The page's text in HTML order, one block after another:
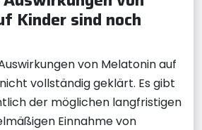
Kinder sind noch
von Melatonin auf
vollständig geklärt. Es gibt
der möglichen langfristigen
Einnahme von